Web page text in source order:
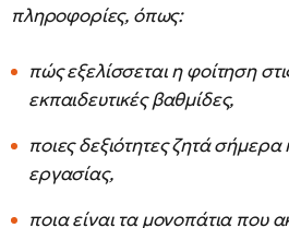
πληροφορίες, όπως:
πώς εξελίσσεται η φοίτηση
εκπαιδευτικές βαθμίδες,
ποιες δεξιότητες ζητά
εργασίας,
ποια είναι τα μονοπάτια που